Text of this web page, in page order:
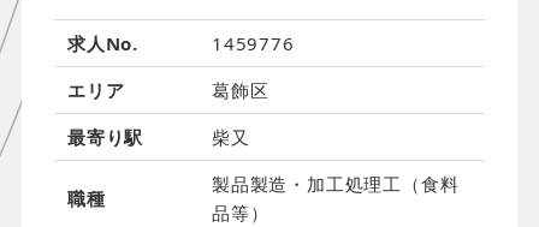
求人No.
1459776
エリア
葛飾区
最寄り駅
柴又
職種
製品製造・加工処理工（食料
品等）